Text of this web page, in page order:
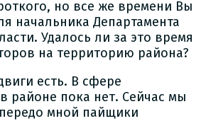
но все же времени Вы
начальника Департамента
Удалось ли за это время
на территорию района?
есть. В сфере
районе пока нет. Сейчас мы
мной пайщики